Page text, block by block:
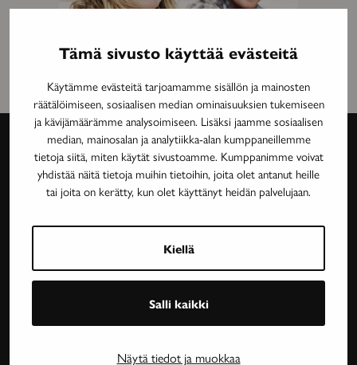
Tämä sivusto käyttää evästeitä
Käytämme evästeitä tarjoamamme sisällön ja mainosten
räätälöimiseen, sosiaalisen median ominaisuuksien tukemiseen
ja kävijämäärämme analysoimiseen. Lisäksi jaamme sosiaalisen
median, mainosalan ja analytiikka-alan kumppaneillemme
tietoja siitä, miten käytät sivustoamme. Kumppanimme voivat
yhdistää näitä tietoja muihin tietoihin, joita olet antanut heille
tai joita on kerätty, kun olet käyttänyt heidän palvelujaan.
Kiellä
Salli kaikki
Näytä tiedot ja muokkaa
Avain-
ja asiantuntevaa tietoa MS-taudin, neurologisten
harvinaissairauksien ja essentiaalisen vapinan
tutkimuksesta, lääkehoidoista, kuntoutuksesta ja
sairastavien sosiaaliturvasta. Avain-lehteä julkaisee